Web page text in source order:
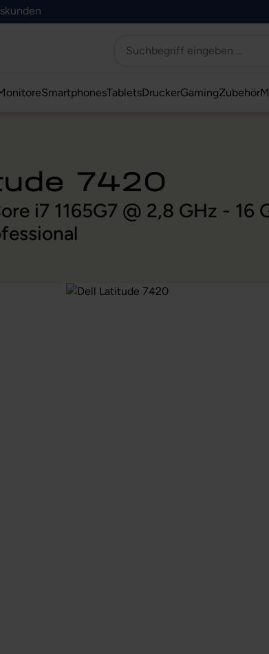
springen
SmartphonesTabletsDruckerGamingZubehör
7420
i7 1165G7 @ 2,8 GHz - 16